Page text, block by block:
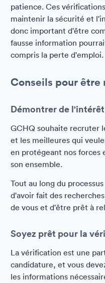
patience. Ces
maintenir la sécurité et
donc important d'être
fausse information
compris la perte d'emploi.
Conseils pour être
Démontrer de
GCHQ souhaite recruter
et les meilleures qui
en protégeant nos forces
son ensemble.
Tout au long du
d'avoir fait des
de vous et d'être prêt à
Soyez prêt pour la
La vérification est une
candidature, et vous
les informations